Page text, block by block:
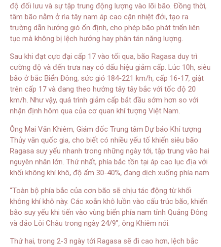
độ đối lưu và sự tập trung động lượng vào lõi bão. Đồng thời,
tâm bão nằm ở rìa tây nam áp cao cận nhiệt đới, tạo ra
trường dẫn hướng gió ổn định, cho phép bão phát triển liên
tục mà không bị lệch hướng hay phân tán năng lượng.
Sau khi đạt cực đại cấp 17 vào tối qua, bão Ragasa duy trì
cường độ và đến trưa nay có dấu hiệu giảm cấp. Lúc 10h, siêu
bão ở bắc Biển Đông, sức gió 184-221 km/h, cấp 16-17, giật
trên cấp 17 và đang theo hướng tây tây bắc với tốc độ 20
km/h. Như vậy, quá trình giảm cấp bắt đầu sớm hơn so với
nhận định hôm qua của cơ quan khí tượng Việt Nam.
Ông Mai Văn Khiêm, Giám đốc Trung tâm Dự báo Khí tượng
Thủy văn quốc gia, cho biết có nhiều yếu tố khiến siêu bão
Ragasa suy yếu nhanh trong những ngày tới, tập trung vào hai
nguyên nhân lớn. Thứ nhất, phía bắc tồn tại áp cao lục địa với
khối không khí khô, độ ẩm 30-40%, đang dịch xuống phía nam.
“Toàn bộ phía bắc của cơn bão sẽ chịu tác động từ khối
không khí khô này. Các xoắn khô luồn vào cấu trúc bão, khiến
bão suy yếu khi tiến vào vùng biển phía nam tỉnh Quảng Đông
và đảo Lôi Châu trong ngày 24/9”, ông Khiêm nói.
Thứ hai, trong 2-3 ngày tới Ragasa sẽ đi cao hơn, lệch bắc